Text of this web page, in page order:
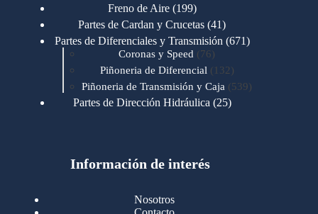
Freno de Aire 199199
productos
Partes de Cardan y Crucetas 4141
productos
Partes de Diferenciales y Transmisión 671671
Coronas y Speed 7676
productos
Piñoneria de Diferencial 132 132
productos
Piñoneria de Transmisión y Caja 539539
Partes de Dirección Hidráulica 2525
Motores Cummins 723
Cummins B/C 855
Información de interés
Nosotros